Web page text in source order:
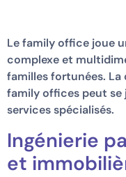
Le family office joue
complexe et
familles fortunées.
family offices peut se
services spécialisés.
Ingénierie
et